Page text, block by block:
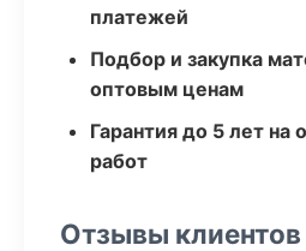
платежей
Подбор и закупка
оптовым ценам
Гарантия до 5 лет на
работ
Отзывы клиентов